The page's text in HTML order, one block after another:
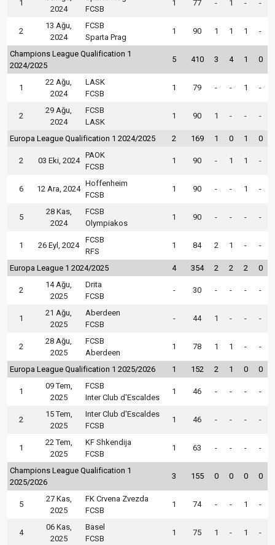
1
2024
FCSB
1 77 - 1 - -
2
13 Ağu,
2024
FCSB
Sparta Prag
1 90 1 1 1 -
Champions League Qualification 1
2024/2025
5 410 3 4 1 0
1
22 Ağu,
2024
LASK
FCSB
1 79 - - 1 -
2
29 Ağu,
2024
FCSB
LASK
1 90 1 - - -
Europa League Qualification 1 2024/2025 2 169 1 0 1 0
2 03 Eki, 2024
PAOK
FCSB
1 90 - 1 1 -
6 12 Ara, 2024
Hoffenheim
FCSB
1 90 - - 1 -
5
28 Kas,
2024
FCSB
Olympiakos
1 90 - - - -
1 26 Eyl, 2024
FCSB
RFS
1 84 2 1 - -
Europa League 1 2024/2025 4 354 2 2 2 0
2
14 Ağu,
2025
Drita
FCSB
- 30 - - - -
1
21 Ağu,
2025
Aberdeen
FCSB
- 44 1 - - -
2
28 Ağu,
2025
FCSB
Aberdeen
1 78 1 1 - -
Europa League Qualification 1 2025/2026 1 152 2 1 0 0
1
09 Tem,
2025
FCSB
Inter Club d'Escaldes
1 46 - - - -
2
15 Tem,
2025
Inter Club d'Escaldes
FCSB
1 46 - - - -
1
22 Tem,
2025
KF Shkendija
FCSB
1 63 - - - -
Champions League Qualification 1
2025/2026
3 155 0 0 0 0
5
27 Kas,
2025
FK Crvena Zvezda
FCSB
1 74 - - 1 -
4
06 Kas,
2025
Basel
FCSB
1 75 1 - 1 -